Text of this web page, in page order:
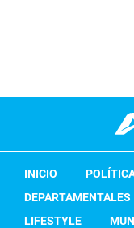
INICIO
DEPARTAMENTALES
LIFESTYLE